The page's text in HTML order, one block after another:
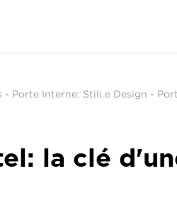
- Porte Interne: Stili e Design -
la clé